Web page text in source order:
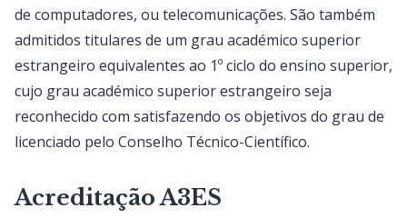
de computadores, ou telecomunicações. São também
admitidos titulares de um grau académico superior
estrangeiro equivalentes ao 1º ciclo do ensino superior,
cujo grau académico superior estrangeiro seja
reconhecido com satisfazendo os objetivos do grau de
licenciado pelo Conselho Técnico-Científico.
Acreditação A3ES